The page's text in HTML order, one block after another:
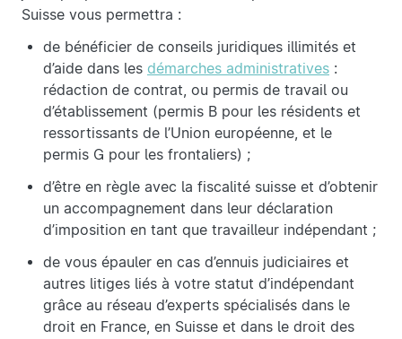
Suisse vous permettra :
de bénéficier de conseils juridiques illimités et
d’aide dans les démarches administratives :
rédaction de contrat, ou permis de travail ou
d’établissement (permis B pour les résidents et
ressortissants de l’Union européenne, et le
permis G pour les frontaliers) ;
d’être en règle avec la fiscalité suisse et d’obtenir
un accompagnement dans leur déclaration
d’imposition en tant que travailleur indépendant ;
de vous épauler en cas d’ennuis judiciaires et
autres litiges liés à votre statut d’indépendant
grâce au réseau d’experts spécialisés dans le
droit en France, en Suisse et dans le droit des